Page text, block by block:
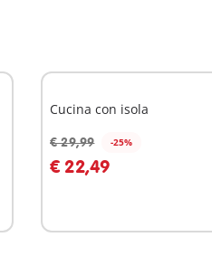
Cucina con isola
€ 29,99 -25%
€ 22,49